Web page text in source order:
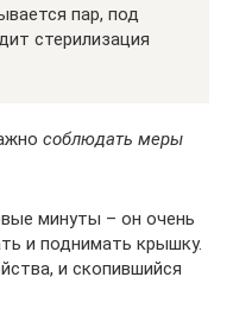
пар, под
стерилизация
соблюдать меры
минуты – он очень
и поднимать крышку.
и скопившийся